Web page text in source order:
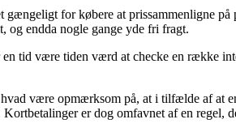
gængeligt for købere at prissammenligne
og endda nogle gange yde fri fragt.
tid være tiden værd at checke en række
være opmærksom på, at i tilfælde af at
er dog omfavnet af en regel,